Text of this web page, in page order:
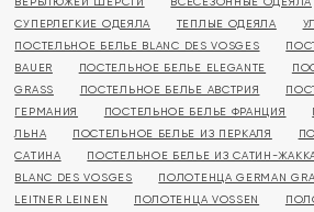
СУПЕРЛЕГКИЕ ОДЕЯЛА
ТЕПЛЫЕ ОДЕЯЛА
ПОСТЕЛЬНОЕ БЕЛЬЕ BLANC DES VOSGES
BAUER
ПОСТЕЛЬНОЕ БЕЛЬЕ ELEGANTE
GRASS
ПОСТЕЛЬНОЕ БЕЛЬЕ АВСТРИЯ
ГЕРМАНИЯ
ПОСТЕЛЬНОЕ БЕЛЬЕ ФРАНЦИЯ
ЛЬНА
ПОСТЕЛЬНОЕ БЕЛЬЕ ИЗ ПЕРКАЛЯ
САТИНА
ПОСТЕЛЬНОЕ БЕЛЬЕ ИЗ САТИН-
BLANC DES VOSGES
ПОЛОТЕНЦА GERMAN
LEITNER LEINEN
ПОЛОТЕНЦА VOSSEN